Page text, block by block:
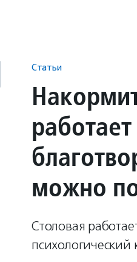
Статьи
можно
Столовая
психологический